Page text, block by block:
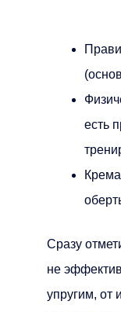
есть
Сразу
не
упругим, от